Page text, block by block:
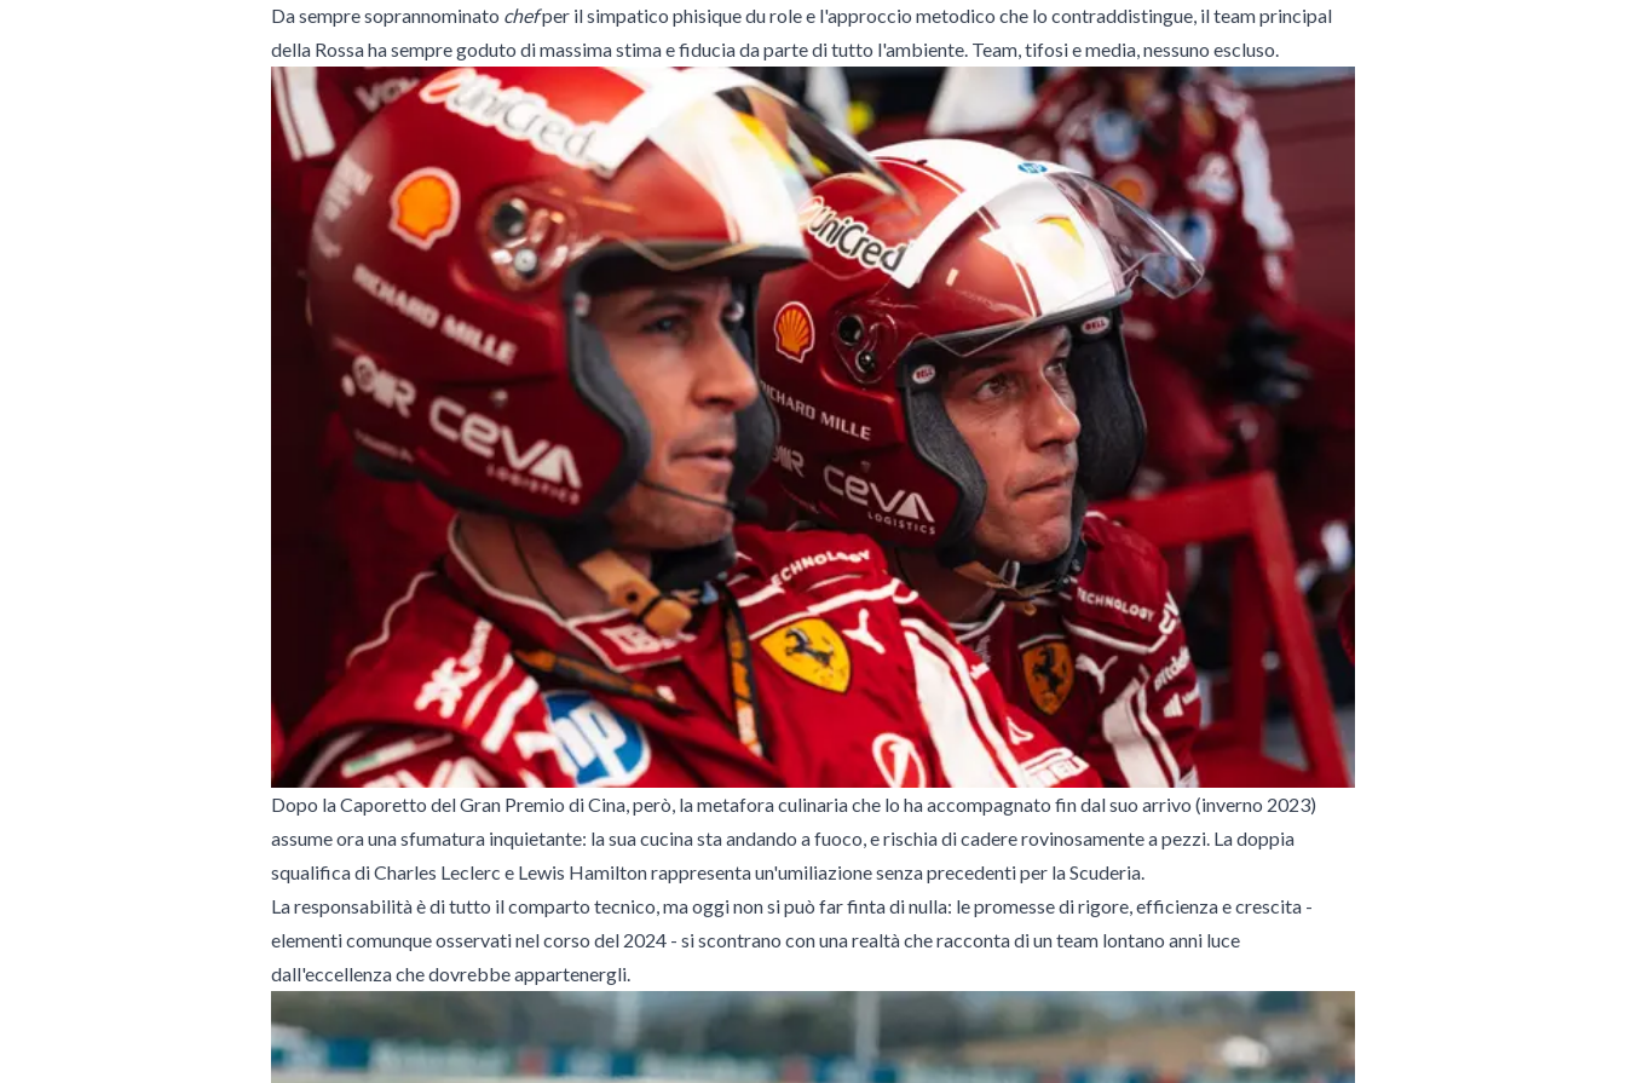
Da sempre soprannominato chefper il simpatico phisique du role e l'approccio metodico che lo contraddistingue, il team principal
della Rossa ha sempre goduto di massima stima e fiducia da parte di tutto l'ambiente. Team, tifosi e media, nessuno escluso.
Dopo la Caporetto del Gran Premio di Cina, però, la metafora culinaria che lo ha accompagnato fin dal suo arrivo (inverno 2023)
assume ora una sfumatura inquietante: la sua cucina sta andando a fuoco, e rischia di cadere rovinosamente a pezzi. La doppia
squalifica di Charles Leclerc e Lewis Hamilton rappresenta un'umiliazione senza precedenti per la Scuderia.
La responsabilità è di tutto il comparto tecnico, ma oggi non si può far finta di nulla: le promesse di rigore, efficienza e crescita -
elementi comunque osservati nel corso del 2024 - si scontrano con una realtà che racconta di un team lontano anni luce
dall'eccellenza che dovrebbe appartenergli.